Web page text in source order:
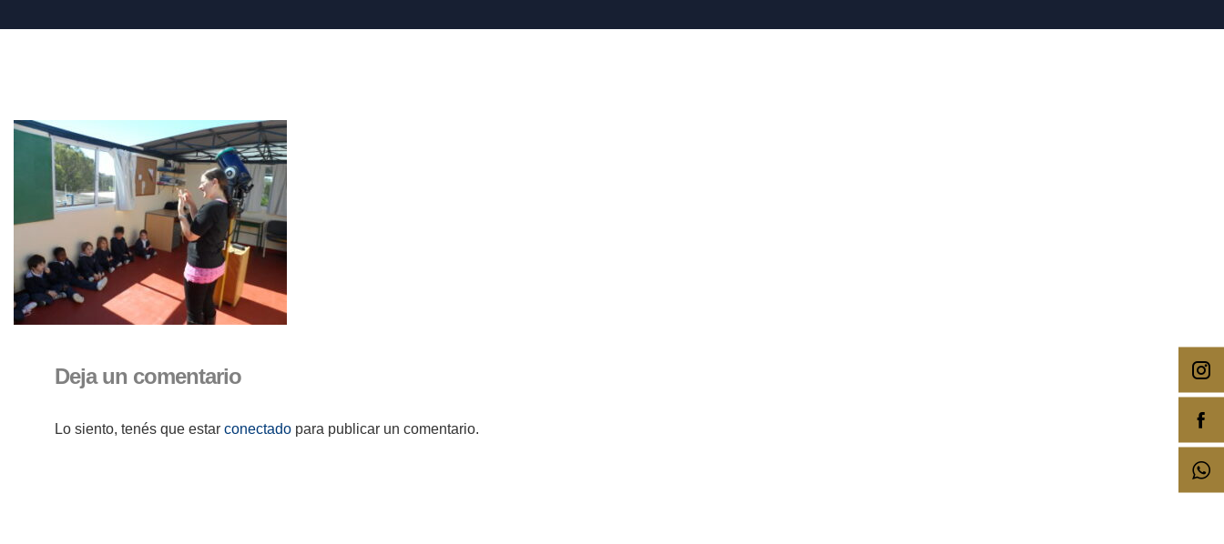
Deja un comentario
Lo siento, tenés que estar conectado para publicar un comentario.